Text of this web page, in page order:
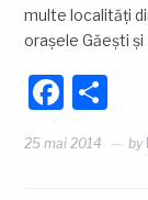
multe localități
orașele Găești și
25 mai 2014 by